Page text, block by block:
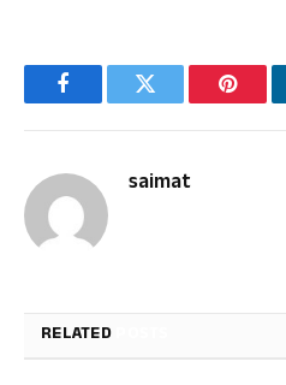
FacebookTwitter
saimat
RELATED